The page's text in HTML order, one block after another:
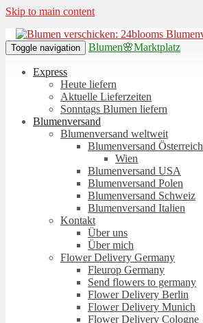
Skip to main content
Toggle navigation Blumen🌸Marktplatz
Express
Heute liefern
Aktuelle Lieferzeiten
Sonntags Blumen liefern
Blumenversand
Blumenversand weltweit
Blumenversand Österreich
Wien
Blumenversand USA
Blumenversand Polen
Blumenversand Schweiz
Blumenversand Italien
Kontakt
Über uns
Über mich
Flower Delivery Germany
Fleurop Germany
Send flowers to germany
Flower Delivery Berlin
Flower Delivery Munich
Flower Delivery Cologne